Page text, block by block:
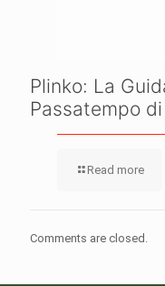
Plinko: La
Passatempo
Read more
Comments are closed.